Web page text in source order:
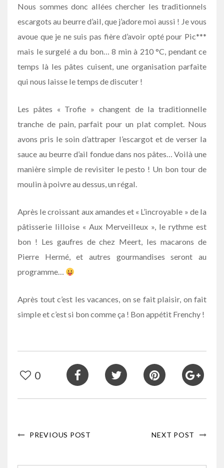
Nous sommes donc allées chercher les traditionnels
escargots au beurre d’ail, que j’adore moi aussi ! Je vous
avoue que je ne suis pas fière d’avoir opté pour Pic***
mais le surgelé a du bon… 8 min à 210 °C, pendant ce
temps là les pâtes cuisent, une organisation parfaite
qui nous laisse le temps de discuter !
Les pâtes « Trofie » changent de la traditionnelle
tranche de pain, parfait pour un plat complet. Nous
avons pris le soin d’attraper l’escargot et de verser la
sauce au beurre d’ail fondue dans nos pâtes… Voilà une
manière simple de revisiter le pesto ! Un bon tour de
moulin à poivre au dessus, un régal.
Après le croissant aux amandes et « L’incroyable » de la
pâtisserie lilloise « Aux Merveilleux », le rythme est
bon ! Les gaufres de chez Meert, les macarons de
Pierre Hermé, et autres gourmandises seront au
programme…
Après tout c’est les vacances, on se fait plaisir, on fait
simple et c’est si bon comme ça ! Bon appétit Frenchy !
0
PREVIOUS POST NEXT POST